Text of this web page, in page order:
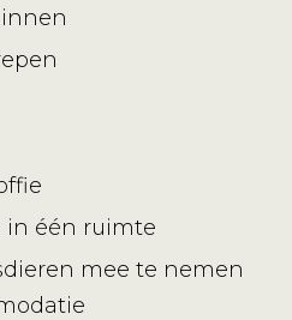
in één ruimte
mee te nemen